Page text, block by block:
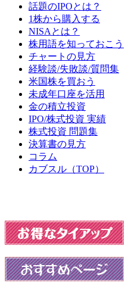
話題のIPOとは？
1株から購入する
NISAとは？
株用語を知っておこう
チャートの見方
経験談/失敗談/質問集
米国株を買おう
未成年口座を活用
金の積立投資
IPO/株式投資 実績
株式投資 問題集
決算書の見方
コラム
カブスル（TOP）